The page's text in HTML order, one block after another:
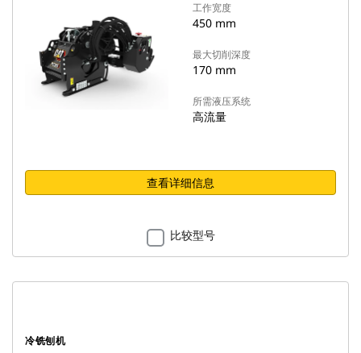
工作宽度
450 mm
最大切削深度
170 mm
所需液压系统
高流量
查看详细信息
比较型号
冷铣刨机